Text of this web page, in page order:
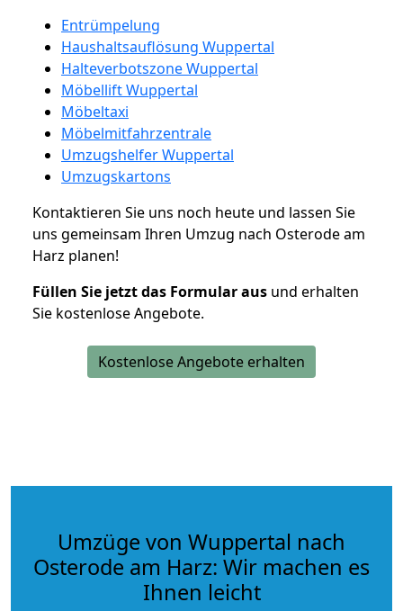
Entrümpelung
Haushaltsauflösung Wuppertal
Halteverbotszone Wuppertal
Möbellift Wuppertal
Möbeltaxi
Möbelmitfahrzentrale
Umzugshelfer Wuppertal
Umzugskartons
Kontaktieren Sie uns noch heute und lassen Sie
uns gemeinsam Ihren Umzug nach Osterode am
Harz planen!
Füllen Sie jetzt das Formular aus und erhalten
Sie kostenlose Angebote.
Kostenlose Angebote erhalten
Umzüge von Wuppertal nach
Osterode am Harz: Wir machen es
Ihnen leicht